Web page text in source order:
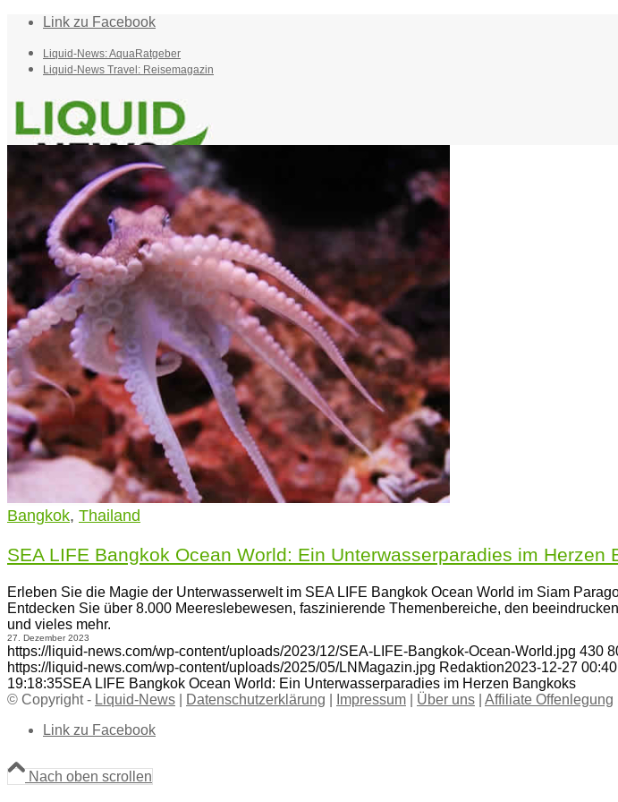
Link zu Facebook
Liquid-News: AquaRatgeber
Liquid-News Travel: Reisemagazin
Home
Suche
Menü Menü
Bangkok, Thailand
SEA LIFE Bangkok Ocean World: Ein Unterwasserparadies im Herzen
Erleben Sie die Magie der Unterwasserwelt im SEA LIFE Bangkok Ocean World im Siam
Entdecken Sie über 8.000 Meereslebewesen, faszinierende Themenbereiche, den
und vieles mehr.
27. Dezember 2023
https://liquid-news.com/wp-content/uploads/2023/12/SEA-LIFE-Bangkok-Ocean-World.jpg 430
https://liquid-news.com/wp-content/uploads/2025/05/LNMagazin.jpg Redaktion2023-12-27
19:18:35SEA LIFE Bangkok Ocean World: Ein Unterwasserparadies im Herzen Bangkoks
© Copyright - Liquid-News Datenschutzerklärung Impressum Über uns Affiliate Offenlegung
Link zu Facebook
Nach oben scrollen